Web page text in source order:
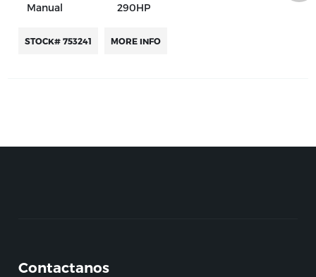
Manual
290HP
STOCK# 753241 MORE INFO
Contactanos